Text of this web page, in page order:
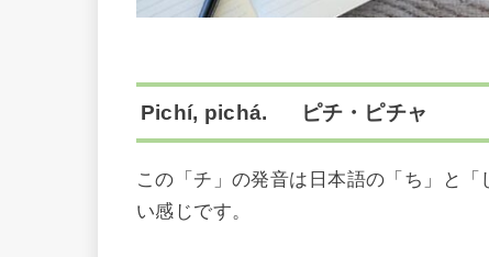
Pichí, pichá. ピチ・ピチャ
この「チ」の発音は日本語の「ち」と
い感じです。